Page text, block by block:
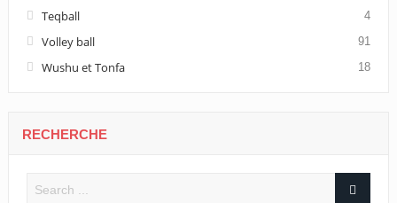
Teqball 4
Volley ball 91
Wushu et Tonfa 18
RECHERCHE